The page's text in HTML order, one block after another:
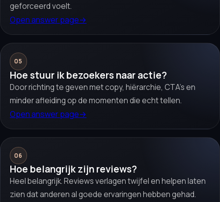
geforceerd voelt.
Open answer page→
05
Hoe stuur ik bezoekers naar actie?
Door richting te geven met copy, hiërarchie, CTA’s en
minder afleiding op de momenten die echt tellen.
Open answer page→
06
Hoe belangrijk zijn reviews?
Heel belangrijk. Reviews verlagen twijfel en helpen laten
zien dat anderen al goede ervaringen hebben gehad.